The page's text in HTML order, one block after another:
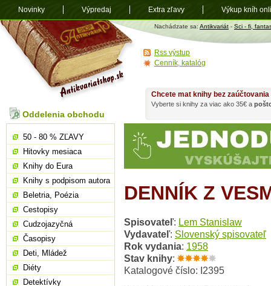
Antikvariát
shop.sk
Nachádzate sa: Antikvariát - Sci - fi,
DENNÍK Z
Spisovateľ: Lem Stanislaw
Vydavateľ: Slovenský spisovateľ
Rok vydania: 1958
Stav knihy:
Katalogové číslo: I2395
Chcete mat knihy bez
Vyberte si knihy za viac ako 35€ a
Oddelenia obchodu
50 - 80 % ZĽAVY
Hitovky mesiaca
Knihy do Eura
Knihy s podpisom autora
Beletria, Poézia
Cestopisy
Cudzojazyčná
Časopisy
Deti, Mládež
Diéty
Detektívky
Rss výstup
Cenník, katalóg
Novinky Výpredaj Extra zľavy Výkup kníh